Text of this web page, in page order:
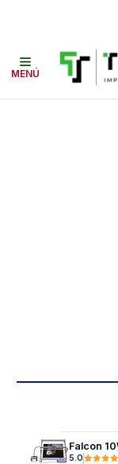
MENÚ
Falcon
5.0